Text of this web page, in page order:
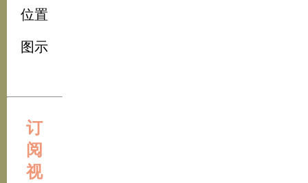
位置
图示
订
阅
视